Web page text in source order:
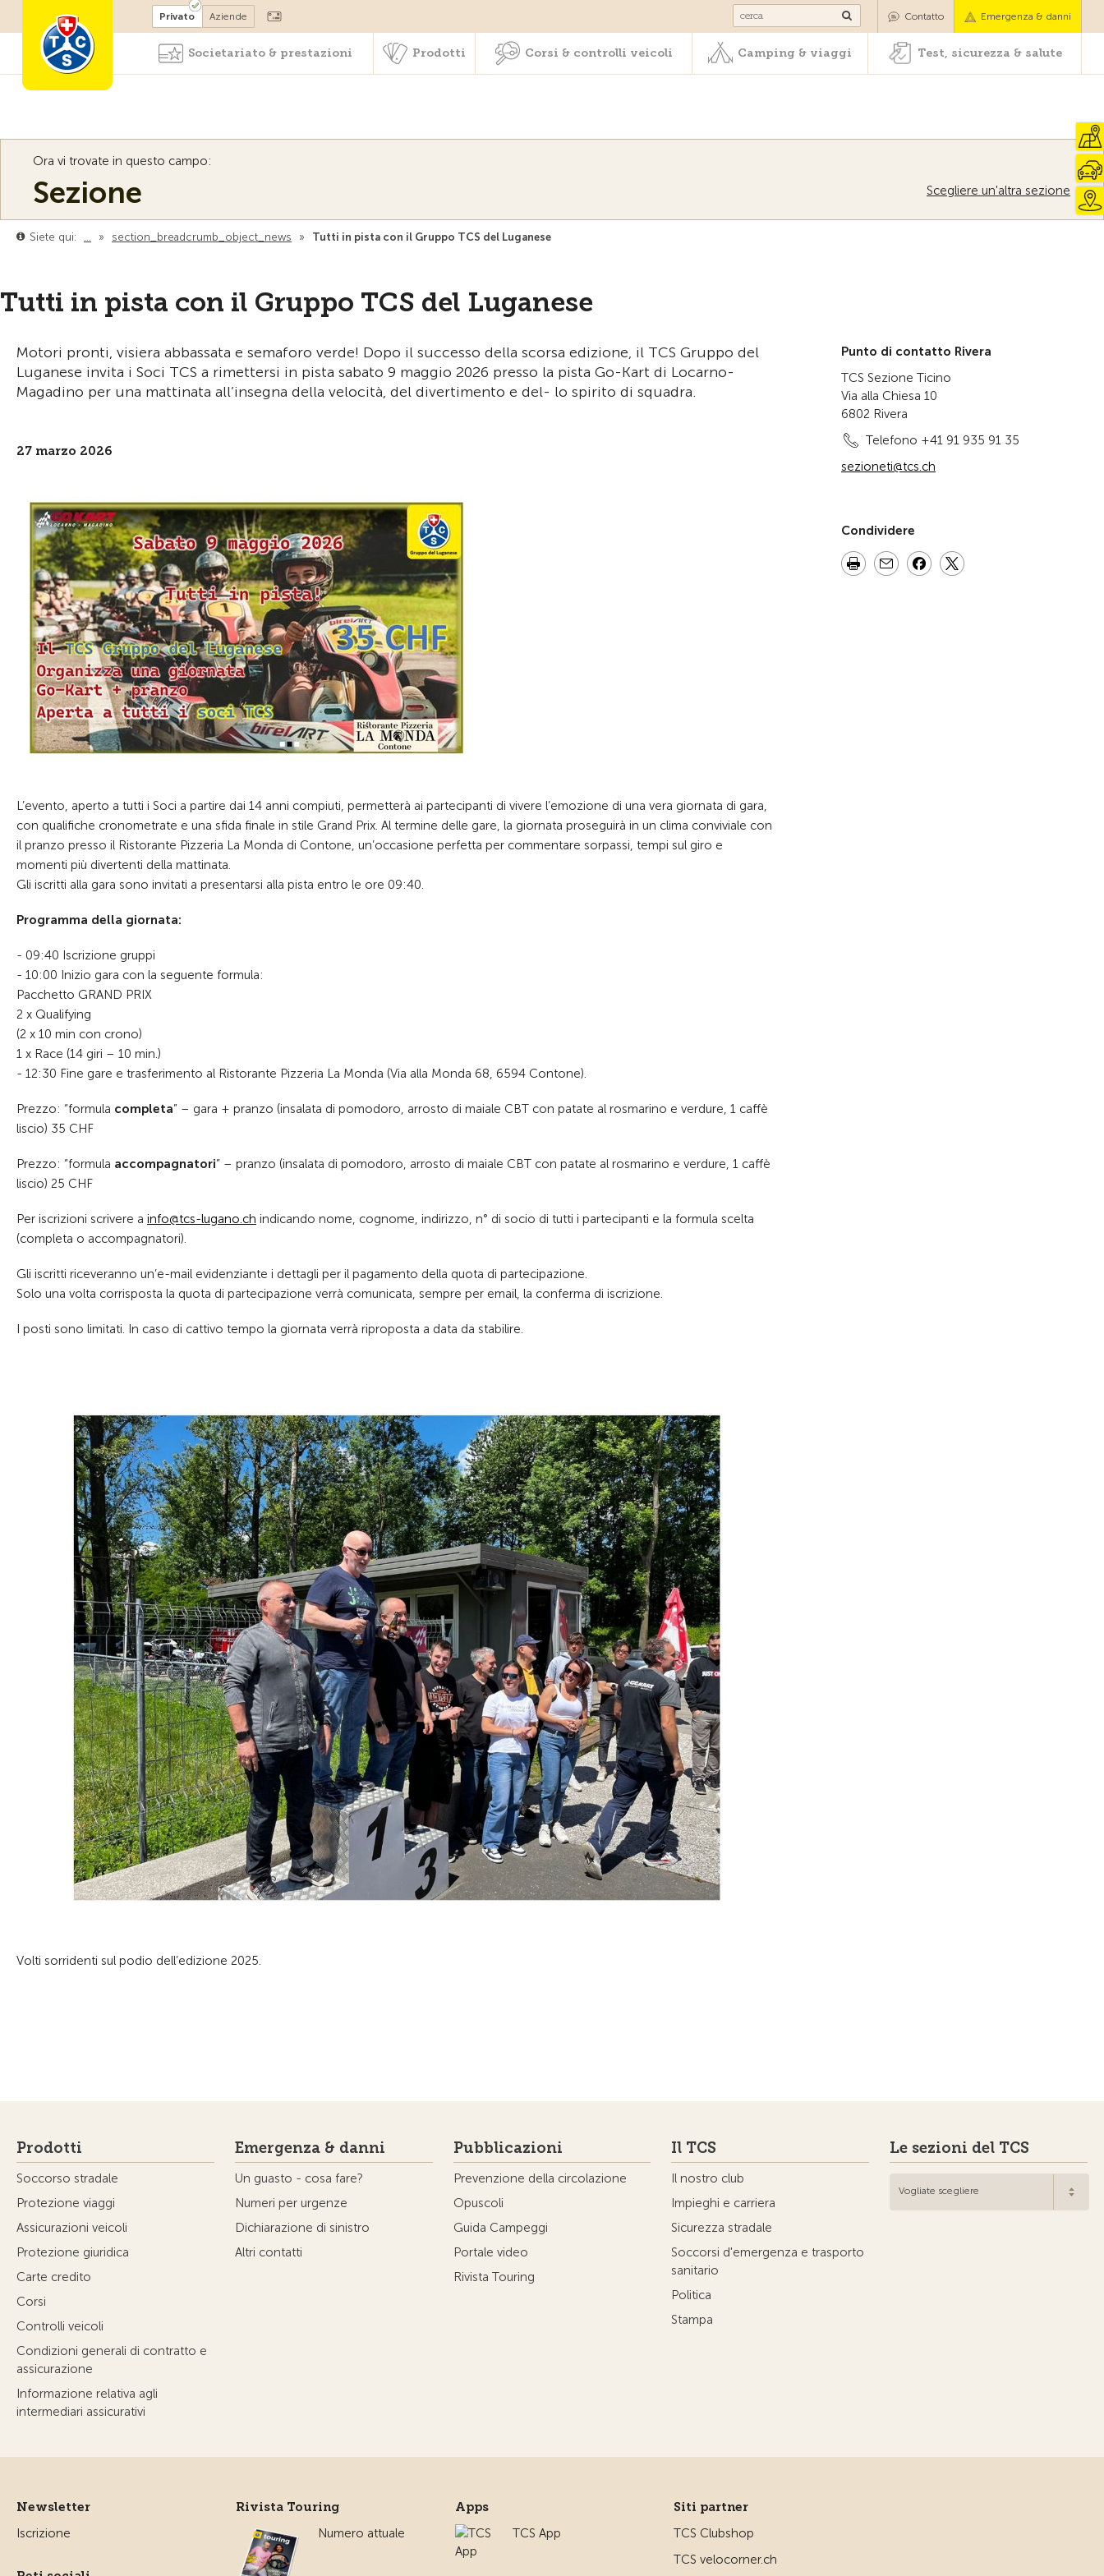
Diventare socio Corsi & controlli veicoli Camping & viaggi Test, sicurezza & salute
Privato Aziende Contatto Emergenza & danni
Societariato & prestazioni Prodotti Corsi & controlli veicoli Camping & viaggi Test, sicurezza & salute
Ora vi trovate in questo campo:
Sezione Scegliere un'altra sezione
Siete qui: … » section_breadcrumb_object_news » Tutti in pista con il Gruppo TCS del Luganese
Tutti in pista con il Gruppo TCS del Luganese
Motori pronti, visiera abbassata e semaforo verde! Dopo il successo della scorsa edizione, il TCS Gruppo del
Luganese invita i Soci TCS a rimettersi in pista sabato 9 maggio 2026 presso la pista Go-Kart di Locarno-
Magadino per una mattinata all’insegna della velocità, del divertimento e del- lo spirito di squadra.
27 marzo 2026
L’evento, aperto a tutti i Soci a partire dai 14 anni compiuti, permetterà ai partecipanti di vivere l’emozione di una vera giornata di gara,
con qualifiche cronometrate e una sfida finale in stile Grand Prix. Al termine delle gare, la giornata proseguirà in un clima conviviale con
il pranzo presso il Ristorante Pizzeria La Monda di Contone, un’occasione perfetta per commentare sorpassi, tempi sul giro e
momenti più divertenti della mattinata.
Gli iscritti alla gara sono invitati a presentarsi alla pista entro le ore 09:40.
Programma della giornata:
- 09:40 Iscrizione gruppi
- 10:00 Inizio gara con la seguente formula:
Pacchetto GRAND PRIX
2 x Qualifying
(2 x 10 min con crono)
1 x Race (14 giri – 10 min.)
- 12:30 Fine gare e trasferimento al Ristorante Pizzeria La Monda (Via alla Monda 68, 6594 Contone).
Prezzo: “formula completa” – gara + pranzo (insalata di pomodoro, arrosto di maiale CBT con patate al rosmarino e verdure, 1 caffè
liscio) 35 CHF
Prezzo: “formula accompagnatori” – pranzo (insalata di pomodoro, arrosto di maiale CBT con patate al rosmarino e verdure, 1 caffè
liscio) 25 CHF
Per iscrizioni scrivere a info@tcs-lugano.ch indicando nome, cognome, indirizzo, n° di socio di tutti i partecipanti e la formula scelta
(completa o accompagnatori).
Gli iscritti riceveranno un’e-mail evidenziante i dettagli per il pagamento della quota di partecipazione.
Solo una volta corrisposta la quota di partecipazione verrà comunicata, sempre per email, la conferma di iscrizione.
I posti sono limitati. In caso di cattivo tempo la giornata verrà riproposta a data da stabilire.
Volti sorridenti sul podio dell’edizione 2025.
Punto di contatto Rivera
TCS Sezione Ticino
Via alla Chiesa 10
6802 Rivera
Telefono +41 91 935 91 35
sezioneti@tcs.ch
Condividere
Prodotti
Soccorso stradale
Protezione viaggi
Assicurazioni veicoli
Protezione giuridica
Carte credito
Corsi
Controlli veicoli
Condizioni generali di contratto e
assicurazione
Informazione relativa agli
intermediari assicurativi
Emergenza & danni
Un guasto - cosa fare?
Numeri per urgenze
Dichiarazione di sinistro
Altri contatti
Pubblicazioni
Prevenzione della circolazione
Opuscoli
Guida Campeggi
Portale video
Rivista Touring
Il TCS
Il nostro club
Impieghi e carriera
Sicurezza stradale
Soccorsi d'emergenza e trasporto
sanitario
Politica
Stampa
Le sezioni del TCS
Vogliate scegliere
Newsletter
Iscrizione
Rivista Touring
Numero attuale
Apps
TCS App
Siti partner
TCS Clubshop
TCS velocorner.ch